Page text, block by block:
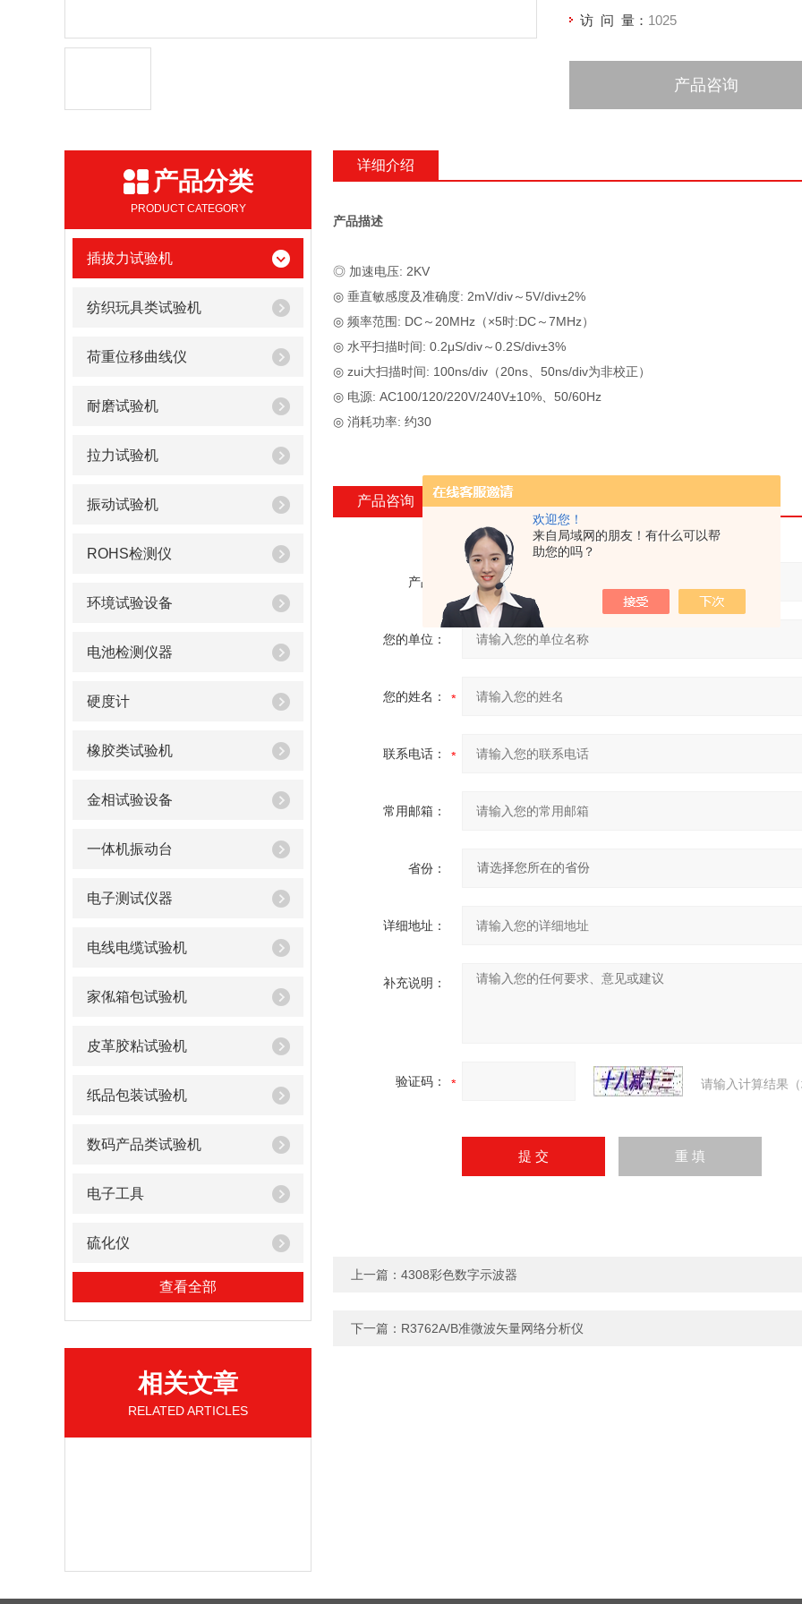
欢迎您！
来自局域网的朋友！有什么可以帮
助您的吗？
访 问 量： 1025
产品咨询
产品分类
PRODUCT CATEGORY
插拔力试验机
纺织玩具类试验机
荷重位移曲线仪
耐磨试验机
拉力试验机
振动试验机
ROHS检测仪
环境试验设备
电池检测仪器
硬度计
橡胶类试验机
金相试验设备
一体机振动台
电子测试仪器
电线电缆试验机
家俬箱包试验机
皮革胶粘试验机
纸品包装试验机
数码产品类试验机
电子工具
硫化仪
查看全部
相关文章
RELATED ARTICLES
详细介绍
产品描述
◎ 加速电压: 2KV
◎ 垂直敏感度及准确度: 2mV/div～5V/div±2%
◎ 频率范围: DC～20MHz（×5时:DC～7MHz）
◎ 水平扫描时间: 0.2μS/div～0.2S/div±3%
◎ zui大扫描时间: 100ns/div（20ns、50ns/div为非校正）
◎ 电源: AC100/120/220V/240V±10%、50/60Hz
◎ 消耗功率: 约30
产品咨询
产品：
您的单位：
您的姓名：
联系电话：
常用邮箱：
省份：
详细地址：
补充说明：
验证码： 请输入计算结果
上一篇： 4308彩色数字示波器
下一篇： R3762A/B准微波矢量网络分析仪